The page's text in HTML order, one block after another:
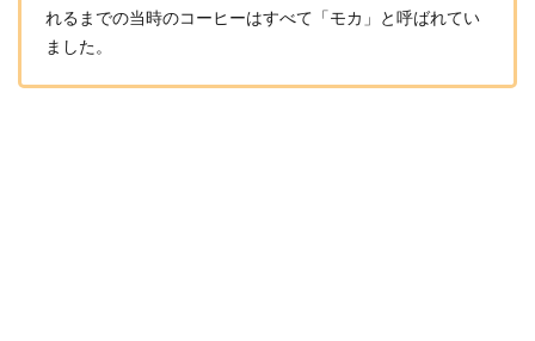
れるまでの当時のコーヒーはすべて「モカ」と呼ばれてい
ました。